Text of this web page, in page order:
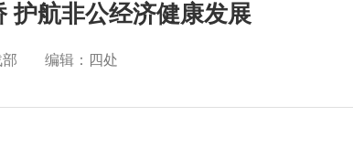
护航非公经济健康发展
编辑：四处